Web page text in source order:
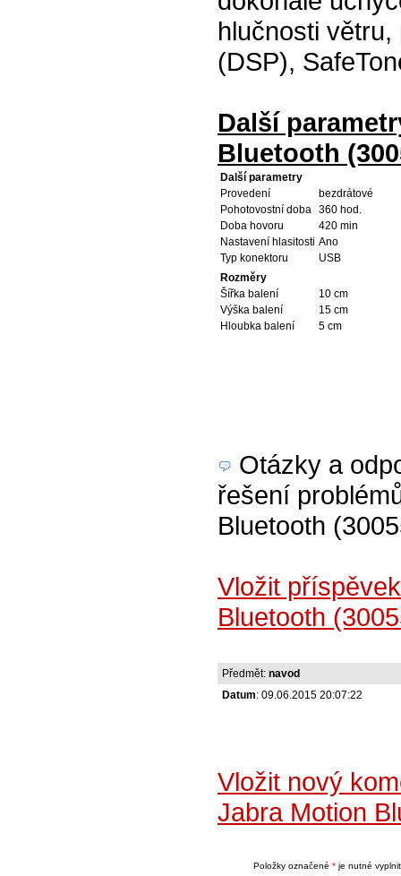
hlučnosti
(DSP),
Další
Bluetooth
Další parametry
Provedení
bezdrátové
Pohotovostní doba 360 hod.
Doba hovoru
420 min
Nastavení hlasitosti Ano
Typ konektoru
USB
Rozměry
Šířka balení
10 cm
Výška balení
15 cm
Hloubka balení
5 cm
Otázky a
řešení
Bluetooth
Vložit
Bluetooth
Předmět: navod
Datum: 09.06.2015 20:07:22
Vložit nový
Jabra Motion
Položky označené *je nutné